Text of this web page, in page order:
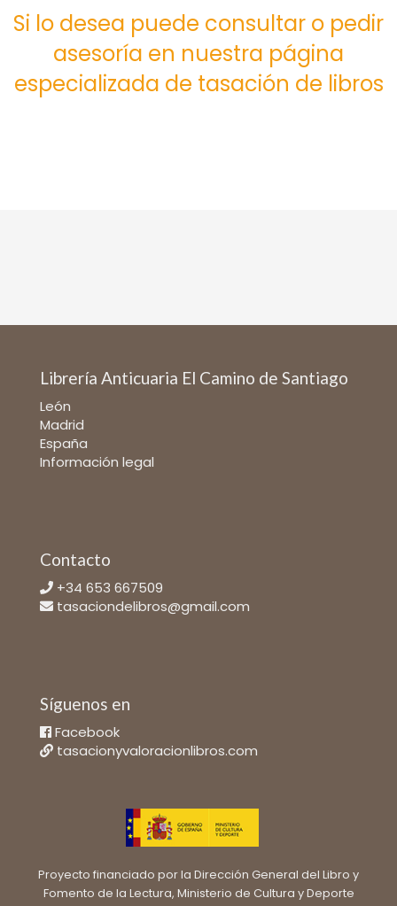
Si lo desea puede consultar o pedir
asesoría en nuestra página
especializada de tasación de libros
Librería Anticuaria El Camino de Santiago
León
Madrid
España
Información legal
Contacto
+34 653 667509
tasaciondelibros@gmail.com
Síguenos en
Facebook
tasacionyvaloracionlibros.com
Proyecto financiado por la Dirección General del Libro y
Fomento de la Lectura, Ministerio de Cultura y Deporte